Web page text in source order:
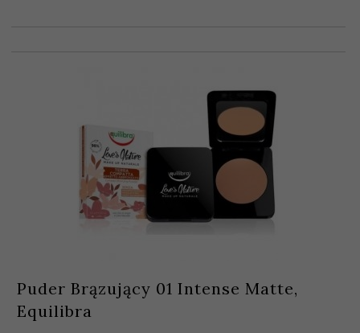
Puder Brązujący 01 Intense Matte,
Equilibra